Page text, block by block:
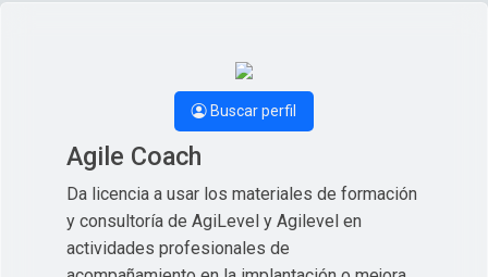
Buscar perfil
Agile Coach
Da licencia a usar los materiales de formación
y consultoría de AgiLevel y Agilevel en
actividades profesionales de